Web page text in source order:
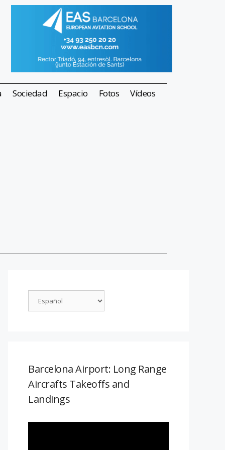
Sociedad Espacio Fotos Vídeos
Barcelona Airport: Long Range
Aircrafts Takeoffs and
Landings